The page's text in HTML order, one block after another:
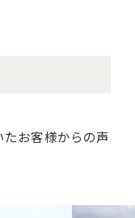
お客様からの声